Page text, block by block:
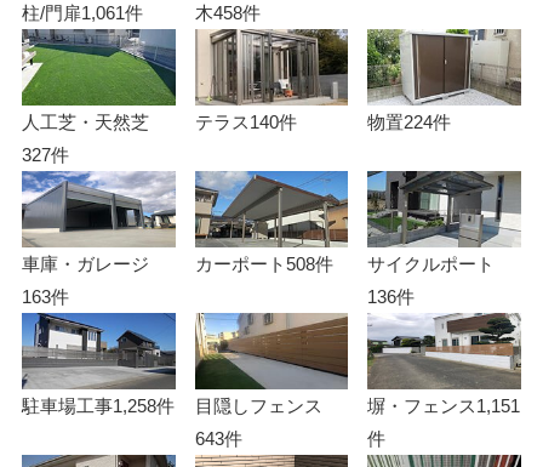
柱/門扉1,061件
木458件
人工芝・天然芝
327件
テラス140件 物置224件
車庫・ガレージ
163件
カーポート508件
サイクルポート
136件
駐車場工事1,258件
目隠しフェンス
643件
塀・フェンス1,151
件